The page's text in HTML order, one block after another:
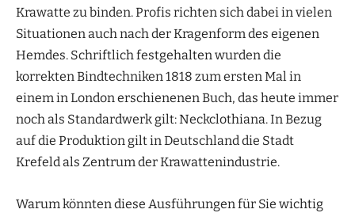
Krawatte zu binden. Profis richten sich dabei in vielen
Situationen auch nach der Kragenform des eigenen
Hemdes. Schriftlich festgehalten wurden die
korrekten Bindtechniken 1818 zum ersten Mal in
einem in London erschienenen Buch, das heute immer
noch als Standardwerk gilt: Neckclothiana. In Bezug
auf die Produktion gilt in Deutschland die Stadt
Krefeld als Zentrum der Krawattenindustrie.
Warum könnten diese Ausführungen für Sie wichtig